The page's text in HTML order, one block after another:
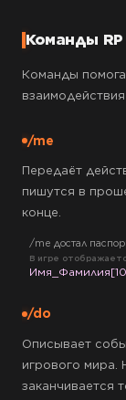
Команды RP
Команды
/me
Передаёт
пишутся в
конце.
/me достал
В игре
/do
Описывает
игрового мира.
заканчивается